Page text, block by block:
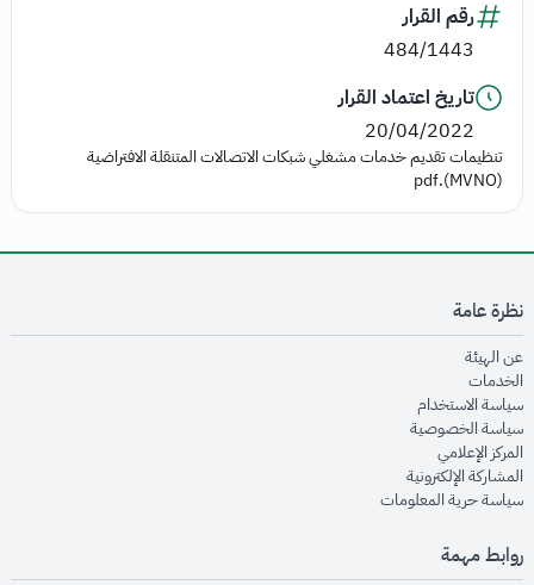
رقم القرار
484/1443
تاريخ اعتماد القرار
20/04/2022
تنظيمات تقديم خدمات مشغلي شبكات الاتصالات المتنقلة الافتراضية
(MVNO).pdf
نظرة عامة
عن الهيئةopens in new window
الخدماتopens in new window
سياسة الاستخدام
سياسة الخصوصيةopens in new window
المركز الإعلاميopens in new window
المشاركة الإلكترونيةopens in new window
سياسة حرية المعلوماتopens in new window
روابط مهمة